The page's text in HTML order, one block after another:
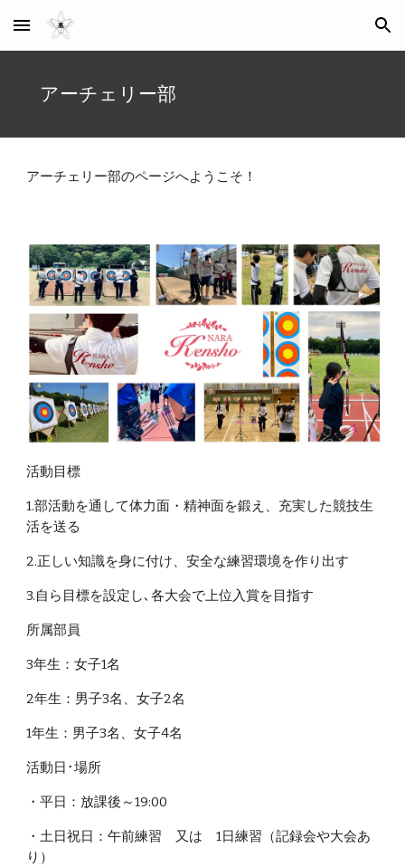
Skip to main content Skip to navigation
アーチェリー部
アーチェリー部のページへようこそ！
活動目標
1.部活動を通して体力面・精神面を鍛え、充実した競技生
活を送る
2.正しい知識を身に付け、安全な練習環境を作り出す
3.自ら目標を設定し､各大会で上位入賞を目指す
所属部員
3年生：女子1名
2年生：男子3名、女子2名
1年生：男子3名、女子4名
活動日･場所
・平日：放課後～19:00
・土日祝日：午前練習 又は 1日練習（記録会や大会あ
り）